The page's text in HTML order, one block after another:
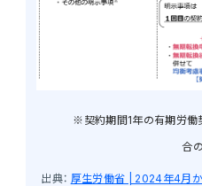
※契約期間1年の有期労働
合
出典： 厚生労働省 | 2024年4月